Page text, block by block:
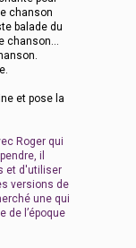
chanson
balade du
chanson…
et pose la
Roger qui
il
et d'utiliser
versions de
une qui
de l’époque